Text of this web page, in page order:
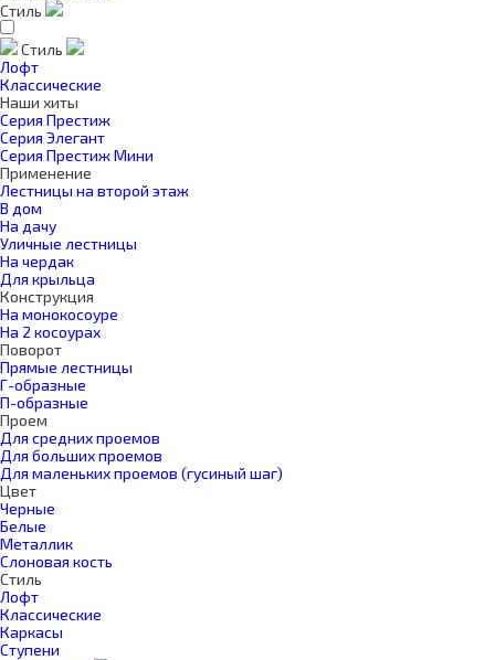
Стиль
Стиль
Лофт
Классические
Наши хиты
Серия Престиж
Серия Элегант
Серия Престиж Мини
Применение
Лестницы на второй этаж
В дом
На дачу
Уличные лестницы
На чердак
Для крыльца
Конструкция
На монокосоуре
На 2 косоурах
Поворот
Прямые лестницы
Г-образные
П-образные
Проем
Для средних проемов
Для больших проемов
Для маленьких проемов (гусиный шаг)
Цвет
Черные
Белые
Металлик
Слоновая кость
Стиль
Лофт
Классические
Каркасы
Ступени